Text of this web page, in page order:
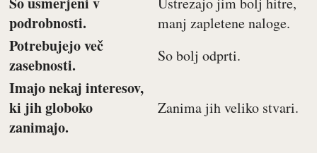
podrobnosti.
manj zapletene naloge.
Potrebujejo več
zasebnosti.
So bolj odprti.
Imajo nekaj interesov,
ki jih globoko
zanimajo.
Zanima jih veliko stvari.